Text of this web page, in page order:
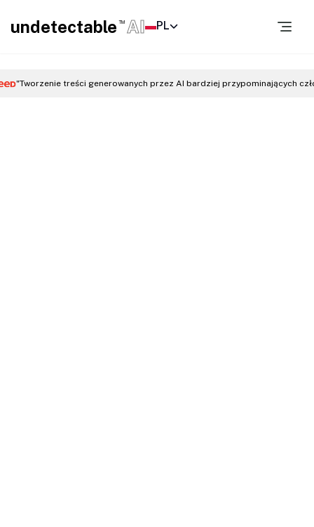
undetectable TM AI PL
"Tworzenie treści generowanych przez AI bardziej przypominających